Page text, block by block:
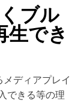
ブル
生でき
ディアプレイ
できる等の理